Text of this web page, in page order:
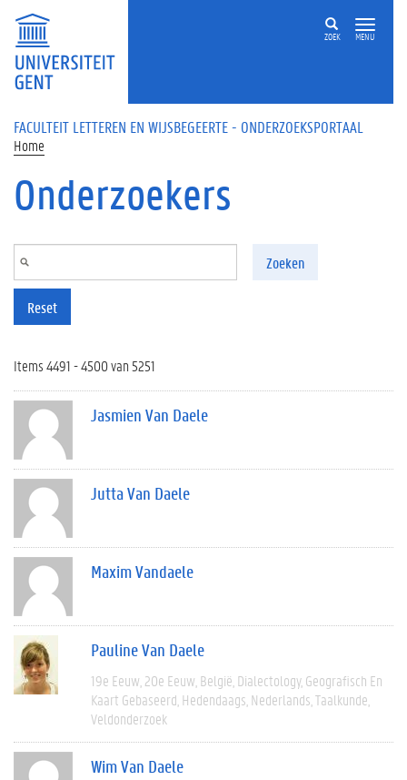
Overslaan en naar de inhoud gaan
ZOEK MENU
FACULTEIT LETTEREN EN WIJSBEGEERTE - ONDERZOEKSPORTAAL
Home
Onderzoekers
Zoeken
Reset
Items 4491 - 4500 van 5251
Jasmien Van Daele
Jutta Van Daele
Maxim Vandaele
Pauline Van Daele
19e Eeuw 20e Eeuw België Dialectology Geografisch En
Kaart Gebaseerd Hedendaags Nederlands Taalkunde
Veldonderzoek
Wim Van Daele